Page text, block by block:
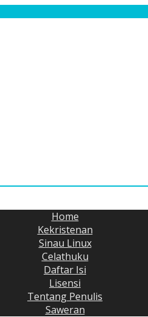
Home
Kekristenan
Sinau Linux
Celathuku
Daftar Isi
Lisensi
Tentang Penulis
Saweran